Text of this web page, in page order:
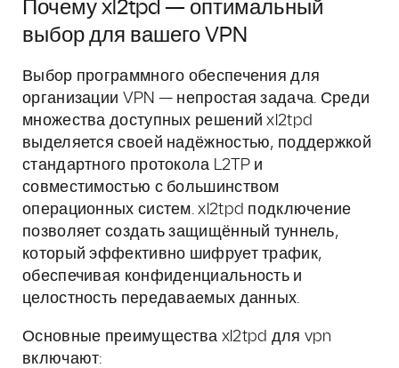
Почему xl2tpd — оптимальный
выбор для вашего VPN
Выбор программного обеспечения для
организации VPN — непростая задача. Среди
множества доступных решений xl2tpd
выделяется своей надёжностью, поддержкой
стандартного протокола L2TP и
совместимостью с большинством
операционных систем. xl2tpd подключение
позволяет создать защищённый туннель,
который эффективно шифрует трафик,
обеспечивая конфиденциальность и
целостность передаваемых данных.
Основные преимущества xl2tpd для vpn
включают: